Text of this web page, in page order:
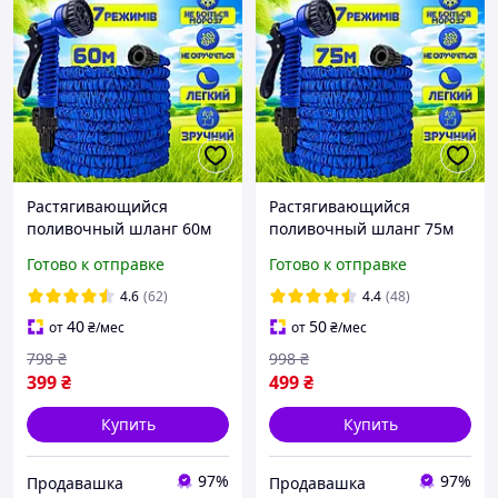
Растягивающийся
поливочный шланг 60м
гибкий гармошка для
полива сада и огорода с
распылителем
Готово к отправке
4.6 (62)
от40₴/мес
399₴
798 ₴
Купить
Продавашка 97%
Растягивающийся
поливочный шланг 75м
гибкий гармошка для
полива сада и огорода с
распылителем
Готово к отправке
4.4 (48)
от50₴/мес
499₴
998 ₴
Купить
Продавашка 97%